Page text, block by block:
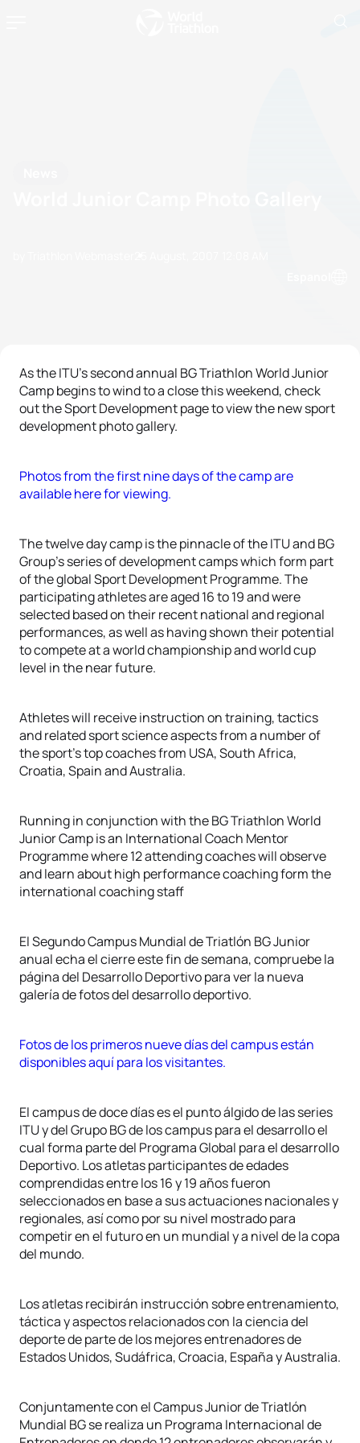
As the ITU’s second annual BG Triathlon World Junior
Camp begins to wind to a close this weekend, check
out the Sport Development page to view the new sport
development photo gallery.
Photos from the first nine days of the camp are
available here for viewing.
The twelve day camp is the pinnacle of the ITU and BG
Group’s series of development camps which form part
of the global Sport Development Programme. The
participating athletes are aged 16 to 19 and were
selected based on their recent national and regional
performances, as well as having shown their potential
to compete at a world championship and world cup
level in the near future.
Athletes will receive instruction on training, tactics
and related sport science aspects from a number of
the sport’s top coaches from USA, South Africa,
Croatia, Spain and Australia.
Running in conjunction with the BG Triathlon World
Junior Camp is an International Coach Mentor
Programme where 12 attending coaches will observe
and learn about high performance coaching form the
international coaching staff
El Segundo Campus Mundial de Triatlón BG Junior
anual echa el cierre este fin de semana, compruebe la
página del Desarrollo Deportivo para ver la nueva
galería de fotos del desarrollo deportivo.
Fotos de los primeros nueve días del campus están
disponibles aquí para los visitantes.
El campus de doce días es el punto álgido de las series
ITU y del Grupo BG de los campus para el desarrollo el
cual forma parte del Programa Global para el desarrollo
Deportivo. Los atletas participantes de edades
comprendidas entre los 16 y 19 años fueron
seleccionados en base a sus actuaciones nacionales y
regionales, así como por su nivel mostrado para
competir en el futuro en un mundial y a nivel de la copa
del mundo.
Los atletas recibirán instrucción sobre entrenamiento,
táctica y aspectos relacionados con la ciencia del
deporte de parte de los mejores entrenadores de
Estados Unidos, Sudáfrica, Croacia, España y Australia.
Conjuntamente con el Campus Junior de Triatlón
Mundial BG se realiza un Programa Internacional de